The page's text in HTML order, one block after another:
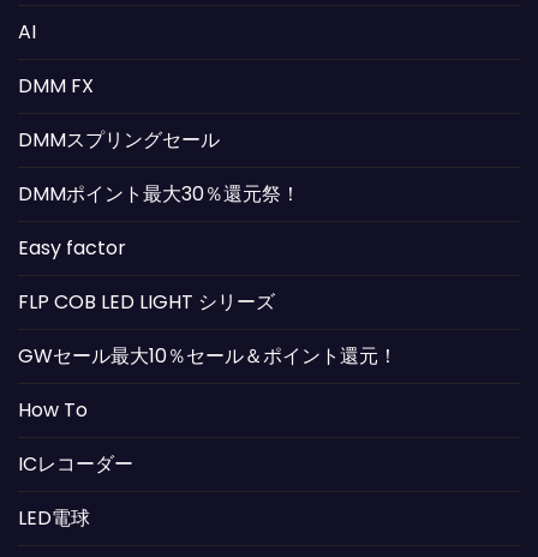
AI
DMM FX
DMMスプリングセール
DMMポイント最大30％還元祭！
Easy factor
FLP COB LED LIGHT シリーズ
GWセール最大10％セール＆ポイント還元！
How To
ICレコーダー
LED電球